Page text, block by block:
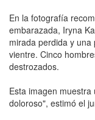
En la fotografía
embarazada, Iryna
mirada perdida y
vientre. Cinco
destrozados.
Esta imagen
doloroso", estimó el